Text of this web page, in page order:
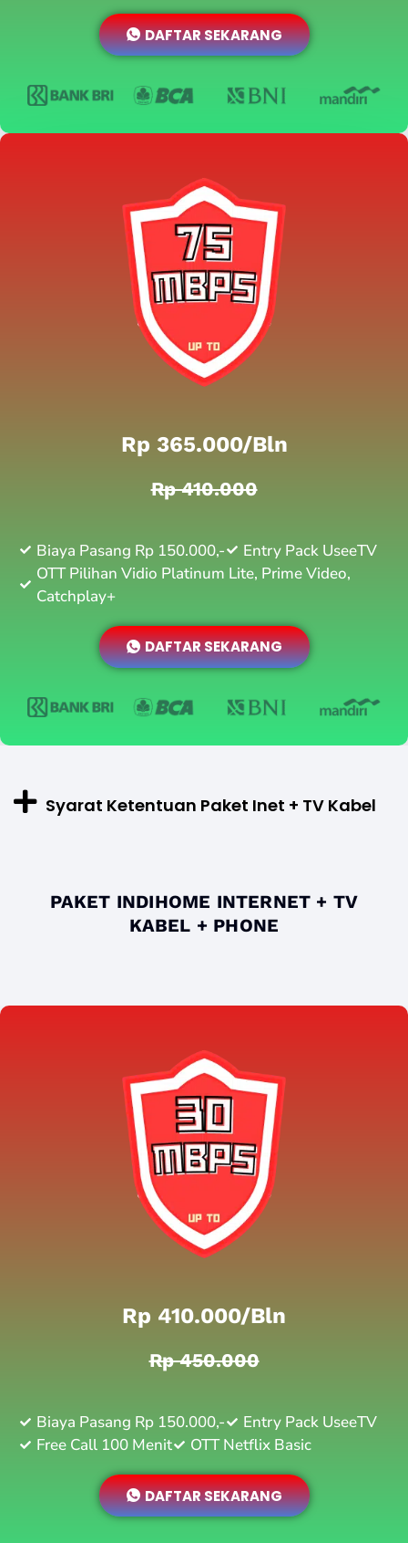
DAFTAR SEKARANG
Rp 365.000/bln
Rp 410.000
Biaya Pasang Rp 150.000,-
Entry Pack UseeTV
OTT Pilihan Vidio Platinum Lite, Prime Video,
Catchplay+
DAFTAR SEKARANG
Syarat Ketentuan Paket Inet + TV Kabel
PAKET INDIHOME INTERNET + TV
KABEL + PHONE
Rp 410.000/bln
Rp 450.000
Biaya Pasang Rp 150.000,-
Entry Pack UseeTV
Free Call 100 Menit
OTT Netflix Basic
DAFTAR SEKARANG